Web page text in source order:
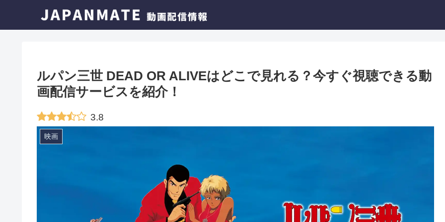
ルパン三世 DEAD OR ALIVEはどこで見れる？今すぐ視聴できる動
画配信サービスを紹介！
3.8
映画